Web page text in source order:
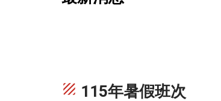
texture 115年暑假班次